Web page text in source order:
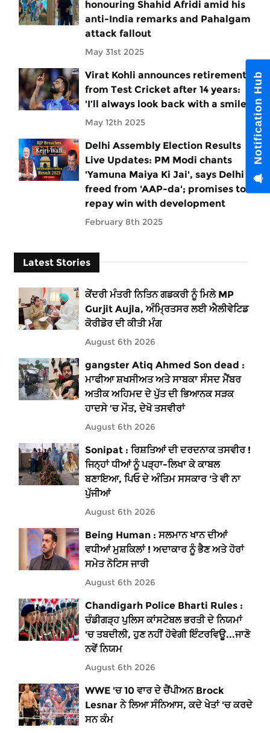
honouring Shahid Afridi amid his
anti-India remarks and Pahalgam
attack fallout
May 31st 2025
Virat Kohli announces retirement
from Test Cricket after 14 years:
'I’ll always look back with a smile'
May 12th 2025
Delhi Assembly Election Results
Live Updates: PM Modi chants
'Yamuna Maiya Ki Jai', says Delhi
freed from 'AAP-da'; promises to
repay win with development
February 8th 2025
Latest Stories
ਕੇਂਦਰੀ ਮੰਤਰੀ ਨਿਤਿਨ ਗਡਕਰੀ ਨੂੰ ਮਿਲੇ MP
Gurjit Aujla, ਅੰਮ੍ਰਿਤਸਰ ਲਈ ਐਲੀਵੇਟਿਡ
ਕੋਰੀਡੋਰ ਦੀ ਕੀਤੀ ਮੰਗ
August 6th 2026
gangster Atiq Ahmed Son dead :
ਮਾਫੀਆ ਸ਼ਖਸੀਅਤ ਅਤੇ ਸਾਬਕਾ ਸੰਸਦ ਮੈਂਬਰ
ਅਤੀਕ ਅਹਿਮਦ ਦੇ ਪੁੱਤ ਦੀ ਭਿਆਨਕ ਸੜਕ
ਹਾਦਸੇ ’ਚ ਮੌਤ, ਦੇਖੋ ਤਸਵੀਰਾਂ
August 6th 2026
Sonipat : ਰਿਸ਼ਤਿਆਂ ਦੀ ਦਰਦਨਾਕ ਤਸਵੀਰ !
ਜਿਨ੍ਹਾਂ ਧੀਆਂ ਨੂੰ ਪੜ੍ਹਾ-ਲਿਖਾ ਕੇ ਕਾਬਲ
ਬਣਾਇਆ, ਪਿਓ ਦੇ ਅੰਤਿਮ ਸਸਕਾਰ 'ਤੇ ਵੀ ਨਾ
ਪੁੱਜੀਆਂ
August 6th 2026
Being Human : ਸਲਮਾਨ ਖਾਨ ਦੀਆਂ
ਵਧੀਆਂ ਮੁਸ਼ਕਿਲਾਂ ! ਅਦਾਕਾਰ ਨੂੰ ਭੈਣ ਅਤੇ ਹੋਰਾਂ
ਸਮੇਤ ਨੋਟਿਸ ਜਾਰੀ
August 6th 2026
Chandigarh Police Bharti Rules :
ਚੰਡੀਗੜ੍ਹ ਪੁਲਿਸ ਕਾਂਸਟੇਬਲ ਭਰਤੀ ਦੇ ਨਿਯਮਾਂ
'ਚ ਤਬਦੀਲੀ, ਹੁਣ ਨਹੀਂ ਹੋਵੇਗੀ ਇੰਟਰਵਿਊ...ਜਾਣੋ
ਨਵੇਂ ਨਿਯਮ
August 6th 2026
WWE 'ਚ 10 ਵਾਰ ਦੇ ਚੈਂਪੀਅਨ Brock
Lesnar ਨੇ ਲਿਆ ਸੰਨਿਆਸ, ਕਦੇ ਖੇਤਾਂ 'ਚ ਕਰਦੇ
ਸਨ ਕੰਮ
Notification Hub